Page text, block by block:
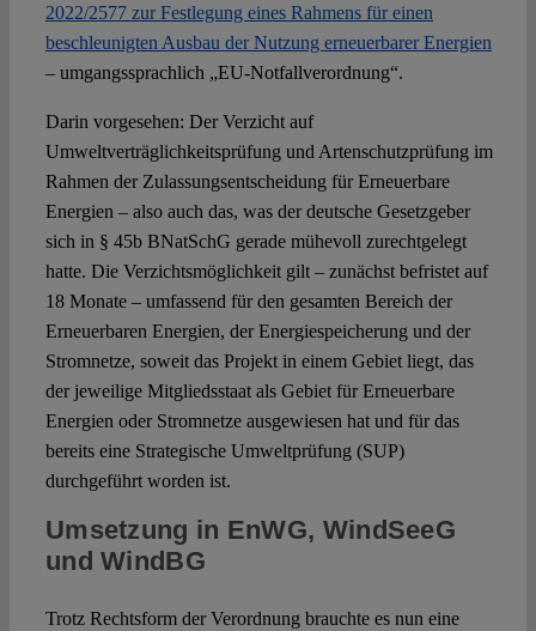
2022/2577 zur Festlegung eines Rahmens für einen
beschleunigten Ausbau der Nutzung erneuerbarer Energien
– umgangssprachlich „EU-Notfallverordnung“.
Darin vorgesehen: Der Verzicht auf
Umweltverträglichkeitsprüfung und Artenschutzprüfung im
Rahmen der Zulassungsentscheidung für Erneuerbare
Energien – also auch das, was der deutsche Gesetzgeber
sich in § 45b BNatSchG gerade mühevoll zurechtgelegt
hatte. Die Verzichtsmöglichkeit gilt – zunächst befristet auf
18 Monate – umfassend für den gesamten Bereich der
Erneuerbaren Energien, der Energiespeicherung und der
Stromnetze, soweit das Projekt in einem Gebiet liegt, das
der jeweilige Mitgliedsstaat als Gebiet für Erneuerbare
Energien oder Stromnetze ausgewiesen hat und für das
bereits eine Strategische Umweltprüfung (SUP)
durchgeführt worden ist.
Umsetzung in EnWG, WindSeeG
und WindBG
Trotz Rechtsform der Verordnung brauchte es nun eine